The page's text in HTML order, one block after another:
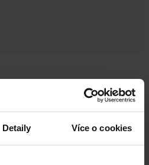
Detaily Více o cookies
produkty